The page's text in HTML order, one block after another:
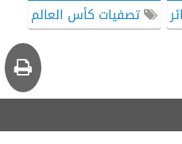
تصفيات كأس العالم